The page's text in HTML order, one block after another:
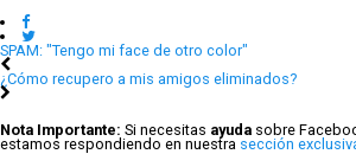
SPAM: "Tengo mi face de otro color"
¿Cómo recupero a mis amigos eliminados?
Nota Importante: Si necesitas ayuda sobre
estamos respondiendo en nuestra sección